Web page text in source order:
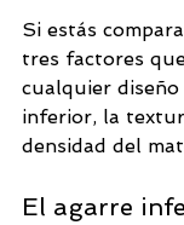
Si estás
tres factores
cualquier
inferior, la
densidad del
El agarre